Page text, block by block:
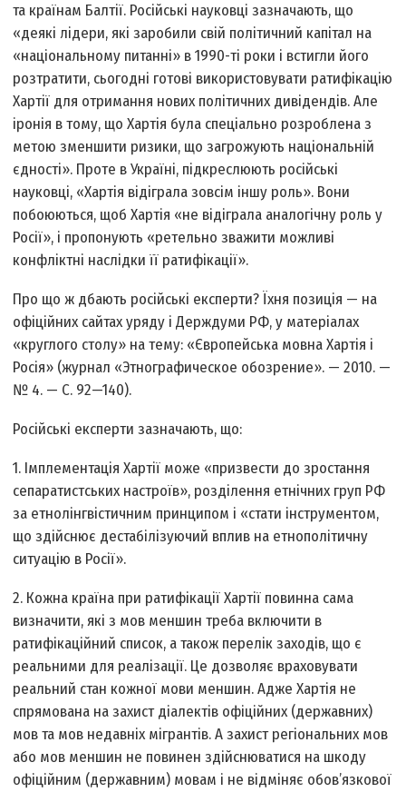
та країнам Балтії. Російські науковці зазначають, що
«деякі лідери, які заробили свій політичний капітал на
«національному питанні» в 1990-ті роки і встигли його
розтратити, сьогодні готові використовувати ратифікацію
Хартії для отримання нових політичних дивідендів. Але
іронія в тому, що Хартія була спеціально розроблена з
метою зменшити ризики, що загрожують національній
єдності». Проте в Україні, підкреслюють російські
науковці, «Хартія відіграла зовсім іншу роль». Вони
побоюються, щоб Хартія «не відіграла аналогічну роль у
Росії», і пропонують «ретельно зважити можливі
конфліктні наслідки її ратифікації».
Про що ж дбають російські експерти? Їхня позиція — на
офіційних сайтах уряду і Держдуми РФ, у матеріалах
«круглого столу» на тему: «Європейська мовна Хартія і
Росія» (журнал «Этнографическое обозрение». — 2010. —
№ 4. — С. 92—140).
Російські експерти зазначають, що:
1. Імплементація Хартії може «призвести до зростання
сепаратистських настроїв», розділення етнічних груп РФ
за етнолінгвістичним принципом і «стати інструментом,
що здійснює дестабілізуючий вплив на етнополітичну
ситуацію в Росії».
2. Кожна країна при ратифікації Хартії повинна сама
визначити, які з мов меншин треба включити в
ратифікаційний список, а також перелік заходів, що є
реальними для реалізації. Це дозволяє враховувати
реальний стан кожної мови меншин. Адже Хартія не
спрямована на захист діалектів офіційних (державних)
мов та мов недавніх мігрантів. А захист регіональних мов
або мов меншин не повинен здійснюватися на шкоду
офіційним (державним) мовам і не відміняє обов’язкової